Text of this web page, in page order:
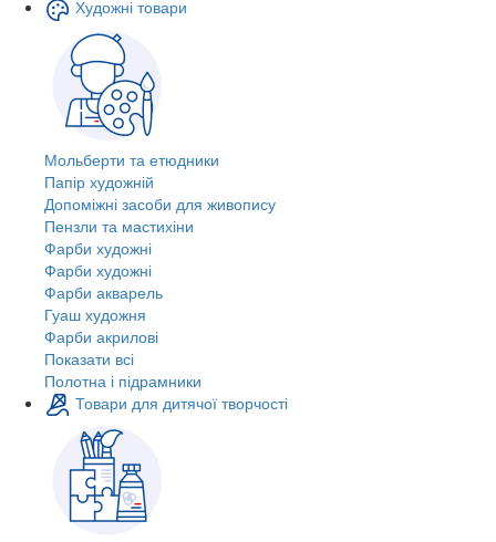
Художні товари
Мольберти та етюдники
Папір художній
Допоміжні засоби для живопису
Пензли та мастихіни
Фарби художні
Фарби художні
Фарби акварель
Гуаш художня
Фарби акрилові
Показати всі
Полотна і підрамники
Товари для дитячої творчості